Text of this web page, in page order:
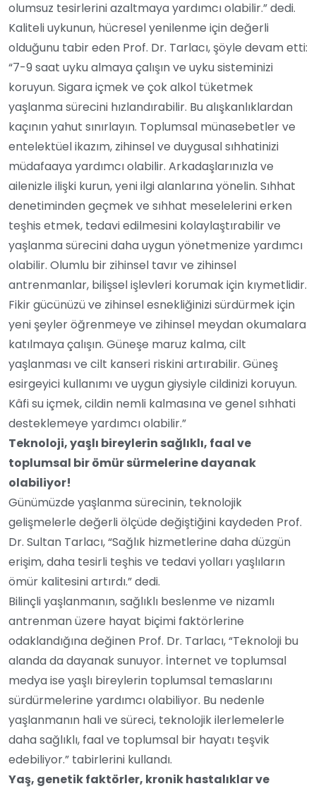
olumsuz tesirlerini azaltmaya yardımcı olabilir.” dedi.
Kaliteli uykunun, hücresel yenilenme için değerli
olduğunu tabir eden Prof. Dr. Tarlacı, şöyle devam etti:
“7-9 saat uyku almaya çalışın ve uyku sisteminizi
koruyun. Sigara içmek ve çok alkol tüketmek
yaşlanma sürecini hızlandırabilir. Bu alışkanlıklardan
kaçının yahut sınırlayın. Toplumsal münasebetler ve
entelektüel ikazım, zihinsel ve duygusal sıhhatinizi
müdafaaya yardımcı olabilir. Arkadaşlarınızla ve
ailenizle ilişki kurun, yeni ilgi alanlarına yönelin. Sıhhat
denetiminden geçmek ve sıhhat meselelerini erken
teşhis etmek, tedavi edilmesini kolaylaştırabilir ve
yaşlanma sürecini daha uygun yönetmenize yardımcı
olabilir. Olumlu bir zihinsel tavır ve zihinsel
antrenmanlar, bilişsel işlevleri korumak için kıymetlidir.
Fikir gücünüzü ve zihinsel esnekliğinizi sürdürmek için
yeni şeyler öğrenmeye ve zihinsel meydan okumalara
katılmaya çalışın. Güneşe maruz kalma, cilt
yaşlanması ve cilt kanseri riskini artırabilir. Güneş
esirgeyici kullanımı ve uygun giysiyle cildinizi koruyun.
Kâfi su içmek, cildin nemli kalmasına ve genel sıhhati
desteklemeye yardımcı olabilir.”
Teknoloji, yaşlı bireylerin sağlıklı, faal ve
toplumsal bir ömür sürmelerine dayanak
olabiliyor!
Günümüzde yaşlanma sürecinin, teknolojik
gelişmelerle değerli ölçüde değiştiğini kaydeden Prof.
Dr. Sultan Tarlacı, “Sağlık hizmetlerine daha düzgün
erişim, daha tesirli teşhis ve tedavi yolları yaşlıların
ömür kalitesini artırdı.” dedi.
Bilinçli yaşlanmanın, sağlıklı beslenme ve nizamlı
antrenman üzere hayat biçimi faktörlerine
odaklandığına değinen Prof. Dr. Tarlacı, “Teknoloji bu
alanda da dayanak sunuyor. İnternet ve toplumsal
medya ise yaşlı bireylerin toplumsal temaslarını
sürdürmelerine yardımcı olabiliyor. Bu nedenle
yaşlanmanın hali ve süreci, teknolojik ilerlemelerle
daha sağlıklı, faal ve toplumsal bir hayatı teşvik
edebiliyor.” tabirlerini kullandı.
Yaş, genetik faktörler, kronik hastalıklar ve